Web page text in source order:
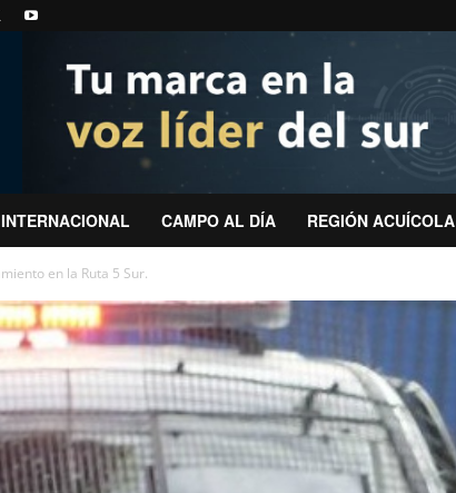
INTERNACIONAL CAMPO AL DÍA REGIÓN ACUÍCOLA
en la Ruta 5 Sur.